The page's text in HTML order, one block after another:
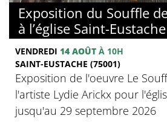
Exposition du Souffle
à l’église Saint-Eustache
VENDREDI 14 AOÛT À 10H
SAINT-EUSTACHE (75001)
Exposition de l'oeuvre Le
l'artiste Lydie Arickx pour
jusqu'au 29 septembre 2026